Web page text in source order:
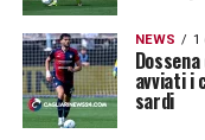
ogni scelta
anche in base
Berenbruchnon
NEWS 1
avviati i
sardi